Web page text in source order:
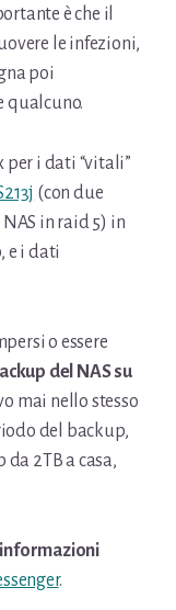
è che il
le infezioni,
poi
qualcuno.
per i dati “vitali”
(con due
in raid 5) in
e i dati
o essere
del NAS su
mai nello stesso
del backup,
2TB a casa,
.